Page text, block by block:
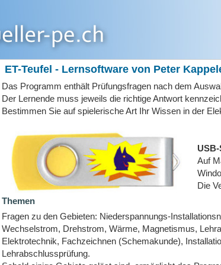
ET-Teufel - Lernsoftware von Peter
Das Programm enthält Prüfungsfragen nach dem
Der Lernende muss jeweils die richtige Antwort
Bestimmen Sie auf spielerische Art Ihr Wissen in der
Auf
Die
Themen
Fragen zu den Gebieten: Niederspannungs-
Wechselstrom, Drehstrom, Wärme, Magnetismus,
Elektrotechnik, Fachzeichnen (Schemakunde),
Lehrabschlussprüfung.